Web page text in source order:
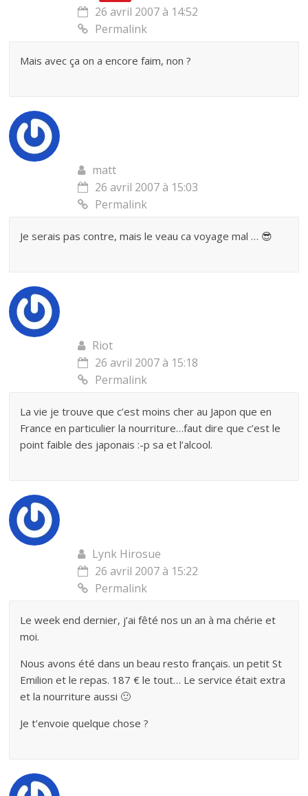
26 avril 2007 à 14:52
Permalink
Mais avec ça on a encore faim, non ?
matt
26 avril 2007 à 15:03
Permalink
Je serais pas contre, mais le veau ca voyage mal … 😎
Riot
26 avril 2007 à 15:18
Permalink
La vie je trouve que c’est moins cher au Japon que en
France en particulier la nourriture…faut dire que c’est le
point faible des japonais :-p sa et l’alcool.
Lynk Hirosue
26 avril 2007 à 15:22
Permalink
Le week end dernier, j’ai fêté nos un an à ma chérie et
moi.
Nous avons été dans un beau resto français. un petit St
Emilion et le repas. 187 € le tout… Le service était extra
et la nourriture aussi 🙂
Je t’envoie quelque chose ?